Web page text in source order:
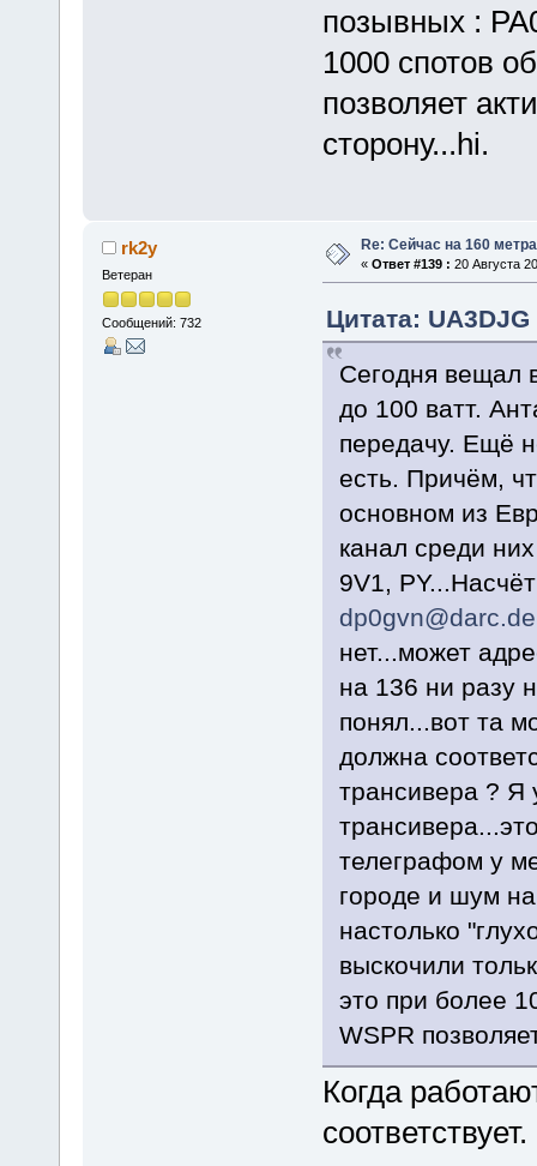
позывных :
1000 спотов
позволяет
сторону...hi.
rk2y
Ветеран
Сообщений: 732
Re: Сейчас на 160
« Ответ #139 : 20 Августа
Цитата:
Сегодня вещал
до 100 ватт.
передачу. Ещё
есть. Причём,
основном из
канал среди
9V1,
dp0gvn@darc.de
нет...может
на 136 ни разу
понял...вот та
должна
трансивера ? Я
телеграфом у
городе и шум
настолько
выскочили
это при более
WSPR
Когда